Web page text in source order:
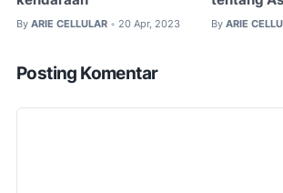
By ARIE CELLULAR • 20 Apr, 2023 By ARIE
Posting Komentar